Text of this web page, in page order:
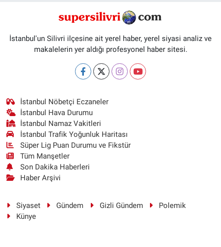
İstanbul'un Silivri ilçesine ait yerel haber, yerel siyasi analiz ve
makalelerin yer aldığı profesyonel haber sitesi.
İstanbul Nöbetçi Eczaneler
İstanbul Hava Durumu
İstanbul Namaz Vakitleri
İstanbul Trafik Yoğunluk Haritası
Süper Lig Puan Durumu ve Fikstür
Tüm Manşetler
Son Dakika Haberleri
Haber Arşivi
Siyaset Gündem Gizli Gündem
Polemik
Künye